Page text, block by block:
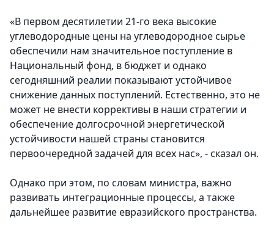
«В первом десятилетии 21-го века высокие
углеводородные цены на углеводородное сырье
обеспечили нам значительное поступление в
Национальный фонд, в бюджет и однако
сегодняшний реалии показывают устойчивое
снижение данных поступлений. Естественно, это не
может не внести коррективы в наши стратегии и
обеспечение долгосрочной энергетической
устойчивости нашей страны становится
первоочередной задачей для всех нас», - сказал он.
Однако при этом, по словам министра, важно
развивать интеграционные процессы, а также
дальнейшее развитие евразийского пространства.